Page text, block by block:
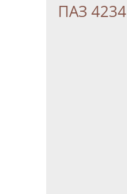
ПАЗ 4234